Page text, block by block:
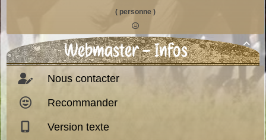
( personne )

Webmaster - Infos
Nous contacter
Recommander
Version texte